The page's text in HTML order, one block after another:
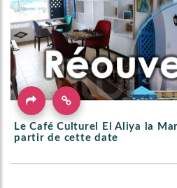
Le Café Culturel El Aliya la
partir de cette date